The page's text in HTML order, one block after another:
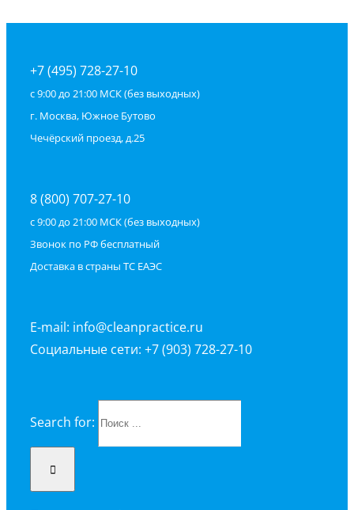
+7 (495) 728-27-10
с 9:00 до 21:00 МСК (без выходных)
г. Москва, Южное Бутово
Чечёрский проезд, д.25
8 (800) 707-27-10
с 9:00 до 21:00 МСК (без выходных)
Звонок по РФ бесплатный
Доставка в страны ТС ЕАЭС
E-mail: info@cleanpractice.ru
Социальные сети: +7 (903) 728-27-10
Search for: